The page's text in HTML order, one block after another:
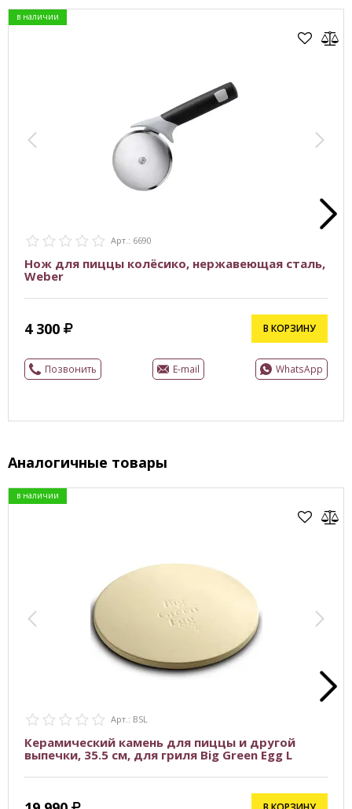
в наличии
Арт.: 6690
Нож для пиццы колёсико, нержавеющая сталь,
Weber
4 300 В КОРЗИНУ
Позвонить E-mail WhatsApp
Аналогичные товары
в наличии
Арт.: BSL
Керамический камень для пиццы и другой
выпечки, 35.5 см, для гриля Big Green Egg L